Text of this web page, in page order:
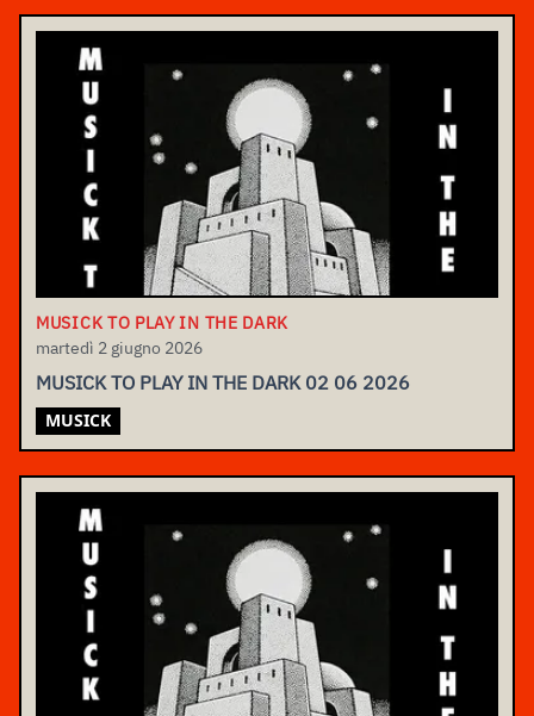
MUSICK TO PLAY IN THE DARK
martedì 2 giugno 2026
MUSICK TO PLAY IN THE DARK 02 06 2026
MUSICK